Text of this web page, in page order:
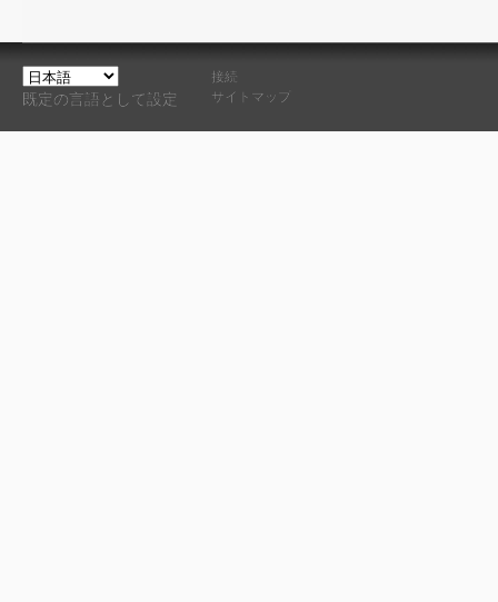
既定の言語として設定
接続
サイトマップ